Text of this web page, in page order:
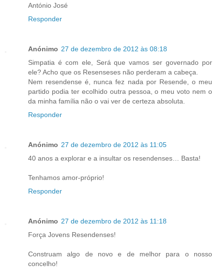
António José
Responder
Anónimo 27 de dezembro de 2012 às 08:18
Simpatia é com ele, Será que vamos ser governado por
ele? Acho que os Resenseses não perderam a cabeça.
Nem resendense é, nunca fez nada por Resende, o meu
partido podia ter ecolhido outra pessoa, o meu voto nem o
da minha família não o vai ver de certeza absoluta.
Responder
Anónimo 27 de dezembro de 2012 às 11:05
40 anos a explorar e a insultar os resendenses… Basta!
Tenhamos amor-próprio!
Responder
Anónimo 27 de dezembro de 2012 às 11:18
Força Jovens Resendenses!
Construam algo de novo e de melhor para o nosso
concelho!